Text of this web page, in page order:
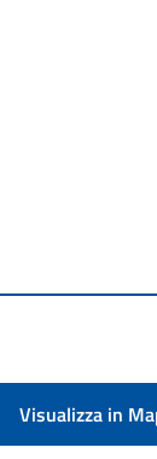
Visualizza in